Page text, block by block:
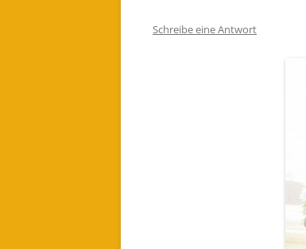
Schreibe eine Antwort